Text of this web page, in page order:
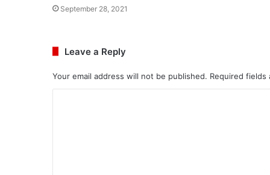
September 28, 2021
Leave a Reply
Your email address will not be published. Required fields